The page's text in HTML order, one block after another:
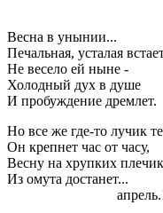
Весна в унынии...
Печальная, усталая
Не весело ей ныне -
Холодный дух в душе
И пробуждение дремлет.
Но все же где-то лучик
Он крепнет час от часу,
Весну на хрупких
Из омута достанет...